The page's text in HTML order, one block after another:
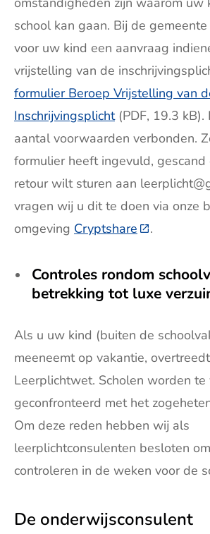
school kan gaan. Bij de
voor uw kind een aanvraag
vrijstelling van de
formulier Beroep Vrijstelling van
Inschrijvingsplicht(PDF, 19.3 kB).
aantal voorwaarden verbonden.
formulier heeft ingevuld,
retour wilt sturen aan
vragen wij u dit te doen via onze
omgeving Cryptshare (Deze link
.
Controles rondom
betrekking tot luxe
Als u uw kind (buiten de
meeneemt op vakantie,
Leerplichtwet. Scholen worden te
geconfronteerd met het
Om deze reden hebben wij als
leerplichtconsulenten besloten
controleren in de weken voor de
De onderwijsconsulent